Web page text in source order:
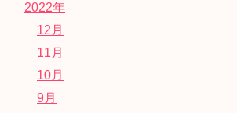
2022年
12月
11月
10月
9月